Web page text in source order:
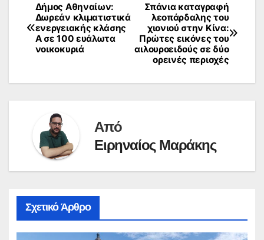
Πλοήγηση
άρθρων
Σπάνια καταγραφή
λεοπάρδαλης του
χιονιού στην Κίνα:
Πρώτες εικόνες του
αιλουροειδούς σε δύο
ορεινές περιοχές
Δήμος Αθηναίων:
Δωρεάν κλιματιστικά
ενεργειακής κλάσης
Α σε 100 ευάλωτα
νοικοκυριά
Από
Ειρηναίος Μαράκης
Σχετικό Άρθρο